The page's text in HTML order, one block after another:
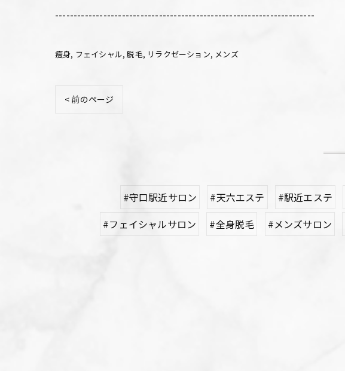
----------------------------------------------------------------------
痩身 フェイシャル 脱毛 リラクゼーション メンズ
< 前のページ
#守口駅近サロン #天六エステ #駅近エステ
#フェイシャルサロン
#全身脱毛 #メンズサロン